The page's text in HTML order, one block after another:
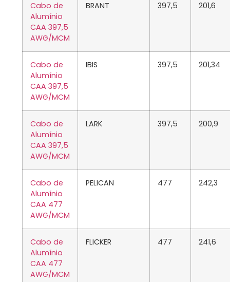
Cabo de
Alumínio
CAA 397,5
AWG/MCM
BRANT 397,5 201,6
Cabo de
Alumínio
CAA 397,5
AWG/MCM
IBIS 397,5 201,34
Cabo de
Alumínio
CAA 397,5
AWG/MCM
LARK 397,5 200,9
Cabo de
Alumínio
CAA 477
AWG/MCM
PELICAN 477 242,3
Cabo de
Alumínio
CAA 477
AWG/MCM
FLICKER 477 241,6